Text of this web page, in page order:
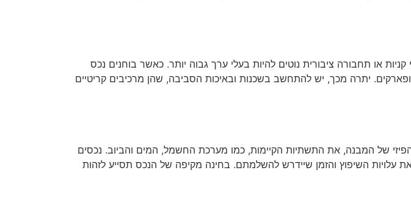
או תחבורה ציבורית נוטים להיות בעלי ערך גבוה יותר. כאשר בוחנים נכס
יתרה מכך, יש להתחשב בשכנות ובאיכות הסביבה, שהן מרכיבים קריטיים
של המבנה, את התשתיות הקיימות, כמו מערכת החשמל, המים והביוב. נכסים
עלויות השיפוץ והזמן שיידרש להשלמתם. בחינה מקיפה של הנכס תסייע לזהות